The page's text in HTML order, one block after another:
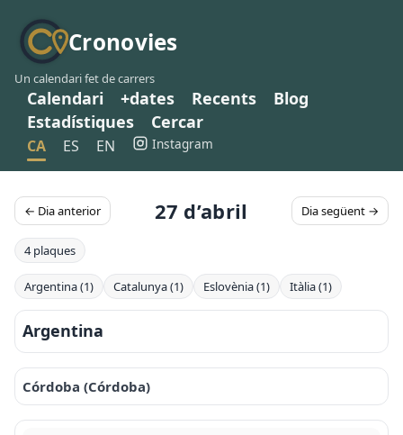
Cronovies
Un calendari fet de carrers
Calendari +dates Recents
Blog
Estadístiques
Cercar
CA ES EN Instagram
← Dia anterior 27 d’abril Dia següent →
4 plaques
Argentina (1) Catalunya (1) Eslovènia (1) Itàlia (1)
Argentina
Córdoba (Córdoba)